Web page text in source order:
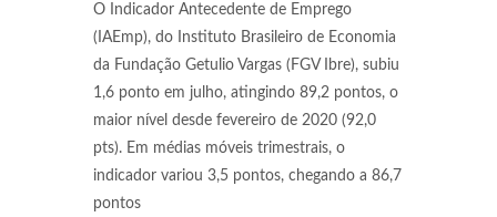
O Indicador Antecedente de Emprego
(IAEmp), do Instituto Brasileiro de Economia
da Fundação Getulio Vargas (FGV Ibre), subiu
1,6 ponto em julho, atingindo 89,2 pontos, o
maior nível desde fevereiro de 2020 (92,0
pts). Em médias móveis trimestrais, o
indicador variou 3,5 pontos, chegando a 86,7
pontos